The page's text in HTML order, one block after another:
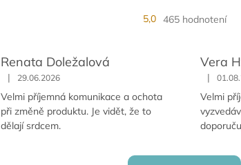
5,0 465 hodnotení
Renata Doležalová
| 29.06.2026
Velmi příjemná komunikace a ochota
při změně produktu. Je vidět, že to
dělají srdcem.
Vera
|
Velmi